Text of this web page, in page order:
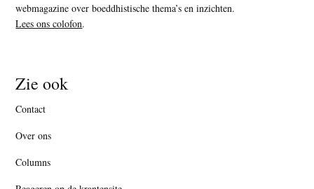
webmagazine over boeddhistische thema’s en inzichten.
Lees ons colofon.
Zie ook
Contact
Over ons
Columns